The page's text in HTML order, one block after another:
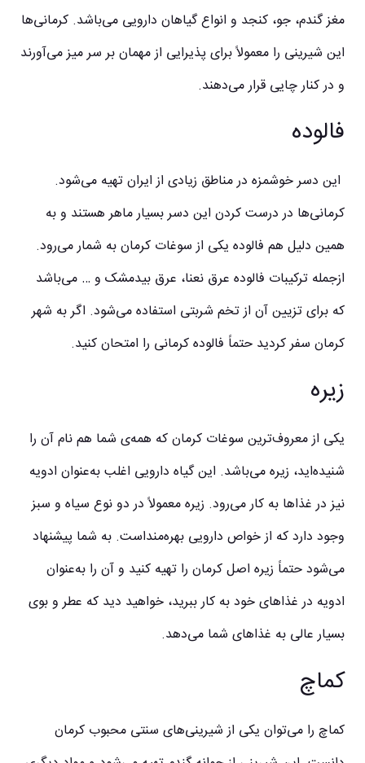
مغز گندم، جو، کنجد و انواع گیاهان دارویی می‌باشد. کرمانی‌ها
این شیرینی را معمولاً برای پذیرایی از مهمان بر سر میز می‌آورند
و در کنار چایی قرار می‌دهند.
فالوده
این دسر خوشمزه در مناطق زیادی از ایران تهیه می‌شود.
کرمانی‌ها در درست کردن این دسر بسیار ماهر هستند و به
همین دلیل هم فالوده یکی از سوغات کرمان به شمار می‌رود.
ازجمله ترکیبات فالوده عرق نعنا، عرق بیدمشک و … می‌باشد
که برای تزیین آن از تخم شربتی استفاده می‌شود. اگر به شهر
کرمان سفر کردید حتماً فالوده کرمانی را امتحان کنید.
زیره
یکی از معروف‌ترین سوغات کرمان که همه‌ی شما هم نام آن را
شنیده‌اید، زیره می‌باشد. این گیاه دارویی اغلب به‌عنوان ادویه
نیز در غذاها به کار می‌رود. زیره معمولاً در دو نوع سیاه و سبز
وجود دارد که از خواص دارویی بهره‌مند‌است. به شما پیشنهاد
می‌شود حتماً زیره اصل کرمان را تهیه کنید و آن را به‌عنوان
ادویه در غذاهای خود به کار ببرید، خواهید دید که عطر و بوی
بسیار عالی به غذاهای شما می‌دهد.
کماچ
کماچ را می‌توان یکی از شیرینی‌های سنتی محبوب کرمان